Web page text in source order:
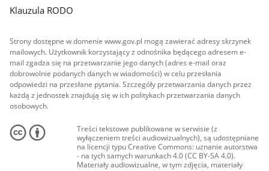
Klauzula RODO
Strony dostępne w domenie www.gov.pl mogą zawierać adresy skrzynek
mailowych. Użytkownik korzystający z odnośnika będącego adresem e-
mail zgadza się na przetwarzanie jego danych (adres e-mail oraz
dobrowolnie podanych danych w wiadomości) w celu przesłania
odpowiedzi na przesłane pytania. Szczegóły przetwarzania danych przez
każdą z jednostek znajdują się w ich politykach przetwarzania danych
osobowych.
Treści tekstowe publikowane w serwisie (z
wyłączeniem treści audiowizualnych), są udostępniane
na licencji typu Creative Commons: uznanie autorstwa
- na tych samych warunkach 4.0 (CC BY-SA 4.0).
Materiały audiowizualne, w tym zdjęcia, materiały